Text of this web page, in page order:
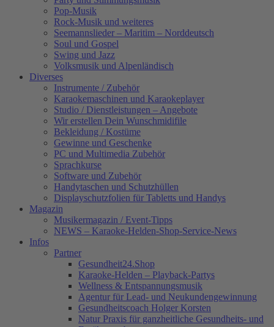
Pop-Musik
Rock-Musik und weiteres
Seemannslieder – Maritim – Norddeutsch
Soul und Gospel
Swing und Jazz
Volksmusik und Alpenländisch
Diverses
Instrumente / Zubehör
Karaokemaschinen und Karaokeplayer
Studio / Dienstleistungen – Angebote
Wir erstellen Dein Wunschmidifile
Bekleidung / Kostüme
Gewinne und Geschenke
PC und Multimedia Zubehör
Sprachkurse
Software und Zubehör
Handytaschen und Schutzhüllen
Displayschutzfolien für Tabletts und Handys
Magazin
Musikermagazin / Event-Tipps
NEWS – Karaoke-Helden-Shop-Service-News
Infos
Partner
Gesundheit24.Shop
Karaoke-Helden – Playback-Partys
Wellness & Entspannungsmusik
Agentur für Lead- und Neukundengewinnung
Gesundheitscoach Holger Korsten
Natur Praxis für ganzheitliche Gesundheits- und